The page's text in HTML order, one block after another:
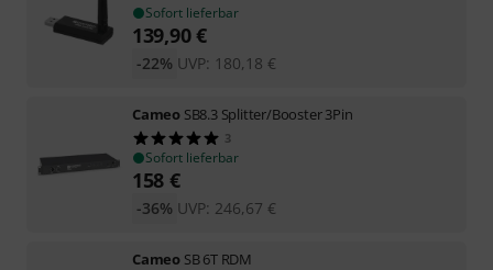
Sofort lieferbar
139,90€
UVP: 180,18 €
-22%
Cameo SB8.3 Splitter/Booster 3Pin
3
Sofort lieferbar
158 €
UVP: 246,67 €
-36%
Cameo SB 6T RDM